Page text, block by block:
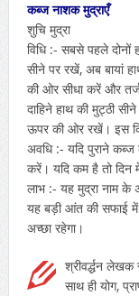
कब्ज नाशक मुद्राएँ
शुचि मुद्रा
विधि :- सबसे पहले
सीने पर रखें, अब बायां
की ओर सीधा करें और
दाहिने हाथ की मुट्ठी
ऊपर की ओर रखें। इस
अवधि :- यदि पुराने कब्ज
करें। यदि कम है तो दिन में
लाभ :- यह मुद्रा नाम के
यह बड़ी आंत की सफाई में
अच्छा रहेगा।
श्रीवर्द्धनलेखक
साथ ही योग,